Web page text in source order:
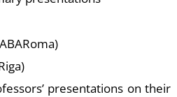
presentations on their